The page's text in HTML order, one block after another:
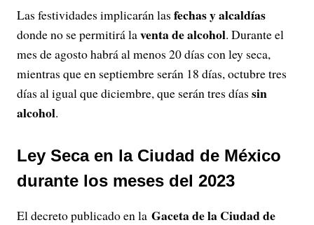
Las festividades implicarán las fechas y alcaldías
donde no se permitirá laventa de alcohol. Durante el
mes de agosto habrá al menos 20 días con ley seca,
mientras que en septiembre serán 18 días, octubre tres
días al igual que diciembre, que serán tres días sin
alcohol.
Ley Seca en la Ciudad de México
durante los meses del 2023
El decreto publicado en la Gaceta de la Ciudad de